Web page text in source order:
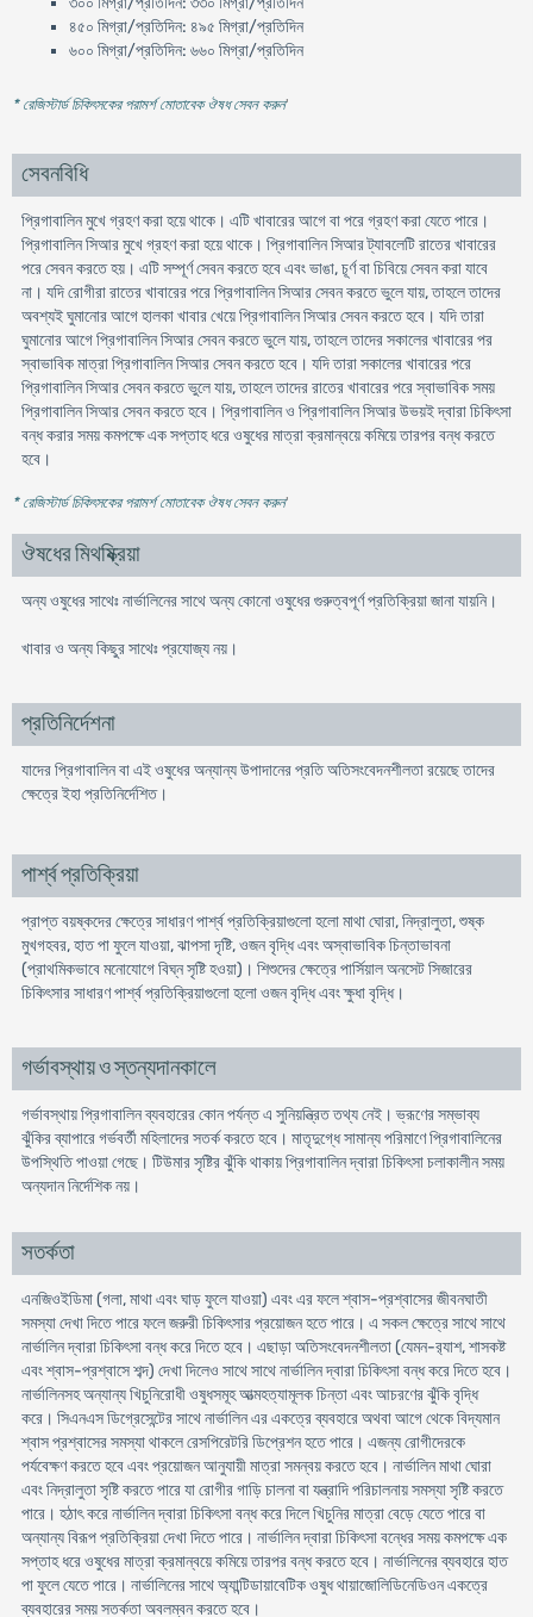
৪৫০ মিগ্রা/প্রতিদিন: ৪৯৫ মিগ্রা/প্রতিদিন
৬০০ মিগ্রা/প্রতিদিন: ৬৬০ মিগ্রা/প্রতিদিন
* রেজিস্টার্ড চিকিৎসকের পরামর্শ মোতাবেক ঔষধ সেবন করুন'
সেবনবিধি
প্রিগাবালিন মুখে গ্রহণ করা হয়ে থাকে। এটি খাবারের আগে বা পরে গ্রহণ করা যেতে পারে।
প্রিগাবালিন সিআর মুখে গ্রহণ করা হয়ে থাকে। প্রিগাবালিন সিআর ট্যাবলেটি রাতের খাবারের
পরে সেবন করতে হয়। এটি সম্পূর্ণ সেবন করতে হবে এবং ভাঙা, চূর্ণ বা চিবিয়ে সেবন করা যাবে
না। যদি রোগীরা রাতের খাবারের পরে প্রিগাবালিন সিআর সেবন করতে ভুলে যায়, তাহলে তাদের
অবশ্যই ঘুমানোর আগে হালকা খাবার খেয়ে প্রিগাবালিন সিআর সেবন করতে হবে। যদি তারা
ঘুমানোর আগে প্রিগাবালিন সিআর সেবন করতে ভুলে যায়, তাহলে তাদের সকালের খাবারের পর
স্বাভাবিক মাত্রা প্রিগাবালিন সিআর সেবন করতে হবে। যদি তারা সকালের খাবারের পরে
প্রিগাবালিন সিআর সেবন করতে ভুলে যায়, তাহলে তাদের রাতের খাবারের পরে স্বাভাবিক সময়
প্রিগাবালিন সিআর সেবন করতে হবে। প্রিগাবালিন ও প্রিগাবালিন সিআর উভয়ই দ্বারা চিকিৎসা
বন্ধ করার সময় কমপক্ষে এক সপ্তাহ ধরে ওষুধের মাত্রা ক্রমান্বয়ে কমিয়ে তারপর বন্ধ করতে
হবে।
* রেজিস্টার্ড চিকিৎসকের পরামর্শ মোতাবেক ঔষধ সেবন করুন'
ঔষধের মিথষ্ক্রিয়া
অন্য ওষুধের সাথেঃ নার্ভালিনের সাথে অন্য কোনো ওষুধের গুরুত্বপূর্ণ প্রতিক্রিয়া জানা যায়নি।
খাবার ও অন্য কিছুর সাথেঃ প্রযোজ্য নয়।
প্রতিনির্দেশনা
যাদের প্রিগাবালিন বা এই ওষুধের অন্যান্য উপাদানের প্রতি অতিসংবেদনশীলতা রয়েছে তাদের
ক্ষেত্রে ইহা প্রতিনির্দেশিত।
পার্শ্ব প্রতিক্রিয়া
প্রাপ্ত বয়ষ্কদের ক্ষেত্রে সাধারণ পার্শ্ব প্রতিক্রিয়াগুলো হলো মাথা ঘোরা, নিদ্রালুতা, শুষ্ক
মুখগহবর, হাত পা ফুলে যাওয়া, ঝাপসা দৃষ্টি, ওজন বৃদ্ধি এবং অস্বাভাবিক চিন্তাভাবনা
(প্রাথমিকভাবে মনোযোগে বিঘ্ন সৃষ্টি হওয়া)। শিশুদের ক্ষেত্রে পার্সিয়াল অনসেট সিজারের
চিকিৎসার সাধারণ পার্শ্ব প্রতিক্রিয়াগুলো হলো ওজন বৃদ্ধি এবং ক্ষুধা বৃদ্ধি।
গর্ভাবস্থায় ও স্তন্যদানকালে
গর্ভাবস্থায় প্রিগাবালিন ব্যবহারের কোন পর্যন্ত এ সুনিয়ন্ত্রিত তথ্য নেই। ভ্রূণের সম্ভাব্য
ঝুঁকির ব্যাপারে গর্ভবর্তী মহিলাদের সতর্ক করতে হবে। মাতৃদুগ্ধে সামান্য পরিমাণে প্রিগাবালিনের
উপস্থিতি পাওয়া গেছে। টিউমার সৃষ্টির ঝুঁকি থাকায় প্রিগাবালিন দ্বারা চিকিৎসা চলাকালীন সময়
অন্যদান নির্দেশিক নয়।
সতর্কতা
এনজিওইডিমা (গলা, মাথা এবং ঘাড় ফুলে যাওয়া) এবং এর ফলে শ্বাস-প্রশ্বাসের জীবনঘাতী
সমস্যা দেখা দিতে পারে ফলে জরুরী চিকিৎসার প্রয়োজন হতে পারে। এ সকল ক্ষেত্রে সাথে সাথে
নার্ভালিন দ্বারা চিকিৎসা বন্ধ করে দিতে হবে। এছাড়া অতিসংবেদনশীলতা (যেমন-র‍্যাশ, শাসকষ্ট
এবং শ্বাস-প্রশ্বাসে শব্দ) দেখা দিলেও সাথে সাথে নার্ভালিন দ্বারা চিকিৎসা বন্ধ করে দিতে হবে।
নার্ভালিনসহ অন্যান্য খিচুনিরোধী ওষুধসমূহ আত্মহত্যামূলক চিন্তা এবং আচরণের ঝুঁকি বৃদ্ধি
করে। সিএনএস ডিগ্রেসেন্টের সাথে নার্ভালিন এর একত্রে ব্যবহারে অথবা আগে থেকে বিদ্যমান
শ্বাস প্রশ্বাসের সমস্যা থাকলে রেসপিরেটরি ডিপ্রেশন হতে পারে। এজন্য রোগীদেরকে
পর্যবেক্ষণ করতে হবে এবং প্রয়োজন আনুযায়ী মাত্রা সমন্বয় করতে হবে। নার্ভালিন মাথা ঘোরা
এবং নিদ্রালুতা সৃষ্টি করতে পারে যা রোগীর গাড়ি চালনা বা যন্ত্রাদি পরিচালনায় সমস্যা সৃষ্টি করতে
পারে। হঠাৎ করে নার্ভালিন দ্বারা চিকিৎসা বন্ধ করে দিলে খিচুনির মাত্রা বেড়ে যেতে পারে বা
অন্যান্য বিরূপ প্রতিক্রিয়া দেখা দিতে পারে। নার্ভালিন দ্বারা চিকিৎসা বন্ধের সময় কমপক্ষে এক
সপ্তাহ ধরে ওষুধের মাত্রা ক্রমান্বয়ে কমিয়ে তারপর বন্ধ করতে হবে। নার্ভালিনের ব্যবহারে হাত
পা ফুলে যেতে পারে। নার্ভালিনের সাথে অ্যান্টিডায়াবেটিক ওষুধ থায়াজোলিডিনেডিওন একত্রে
ব্যবহারের সময় সতর্কতা অবলম্বন করতে হবে।